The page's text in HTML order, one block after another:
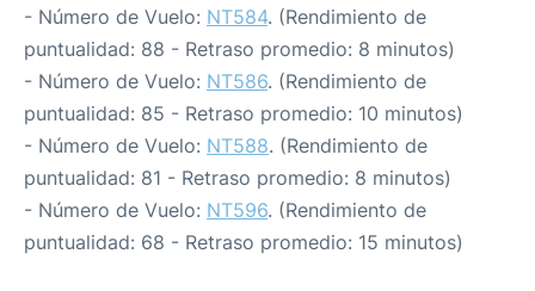
- Número de Vuelo: NT584. (Rendimiento de
puntualidad: 88 - Retraso promedio: 8 minutos)
- Número de Vuelo: NT586. (Rendimiento de
puntualidad: 85 - Retraso promedio: 10 minutos)
- Número de Vuelo: NT588. (Rendimiento de
puntualidad: 81 - Retraso promedio: 8 minutos)
- Número de Vuelo: NT596. (Rendimiento de
puntualidad: 68 - Retraso promedio: 15 minutos)